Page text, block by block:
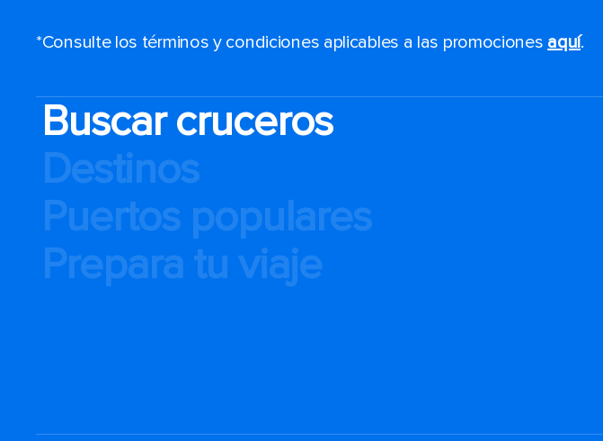
*Consulte los términos y condiciones aplicables a las promociones aquí.
Buscar cruceros
Destinos
Puertos populares
Prepara tu viaje